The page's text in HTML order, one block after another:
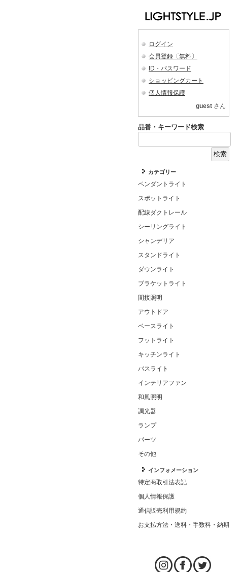
ログイン
会員登録〔無料〕
ID・パスワード
ショッピングカート
個人情報保護
guest さん
品番・キーワード検索
カテゴリー
ペンダントライト
スポットライト
配線ダクトレール
シーリングライト
シャンデリア
スタンドライト
ダウンライト
ブラケットライト
間接照明
アウトドア
ベースライト
フットライト
キッチンライト
バスライト
インテリアファン
和風照明
調光器
ランプ
パーツ
その他
インフォメーション
特定商取引法表記
個人情報保護
通信販売利用規約
お支払方法・送料・手数料・納期